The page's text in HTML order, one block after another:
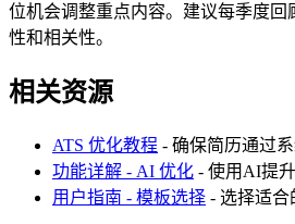
位机会调整重点内容。建议每季度回
性和相关性。
相关资源
ATS 优化教程 - 确保简历通过
功能详解 - AI 优化 - 使用AI提
用户指南 - 模板选择 - 选择适合